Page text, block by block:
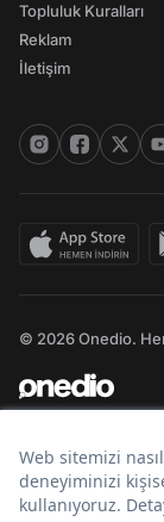
Topluluk Kuralları
Reklam
İletişim
© 2026 Onedio. Her
Bir